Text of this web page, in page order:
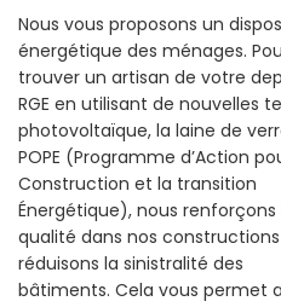
Nous vous proposons un
énergétique des ménages.
trouver un artisan de votre
RGE en utilisant de nouvelles
photovoltaïque, la laine de
POPE (Programme d’Action
Construction et la transition
Énergétique), nous renforçons
qualité dans nos
réduisons la sinistralité des
bâtiments. Cela vous permet